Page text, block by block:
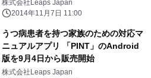
株式会社Leaps Japan
2014年11月7日 11:00
うつ病患者を持つ家族のための対応マ
ニュアルアプリ 「PINT」のAndroid
版を9月4日から販売開始
株式会社Leaps Japan